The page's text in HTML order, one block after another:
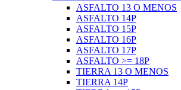
ASFALTO 13 O MENOS
ASFALTO 14P
ASFALTO 15P
ASFALTO 16P
ASFALTO 17P
ASFALTO >= 18P
TIERRA 13 O MENOS
TIERRA 14P